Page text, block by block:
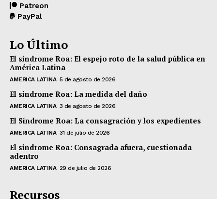
Patreon
PayPal
Lo Último
El síndrome Roa: El espejo roto de la salud pública en
América Latina
AMERICA LATINA 5 de agosto de 2026
El síndrome Roa: La medida del daño
AMERICA LATINA 3 de agosto de 2026
El Síndrome Roa: La consagración y los expedientes
AMERICA LATINA 31 de julio de 2026
El síndrome Roa: Consagrada afuera, cuestionada
adentro
AMERICA LATINA 29 de julio de 2026
Recursos